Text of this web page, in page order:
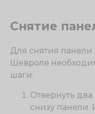
Снятие
Для снятия
Шевроле
шаги:
Отвернуть два
снизу панели.